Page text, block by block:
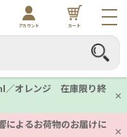
／オレンジ 在庫限り終
によるお荷物のお届けに
アカウント カート